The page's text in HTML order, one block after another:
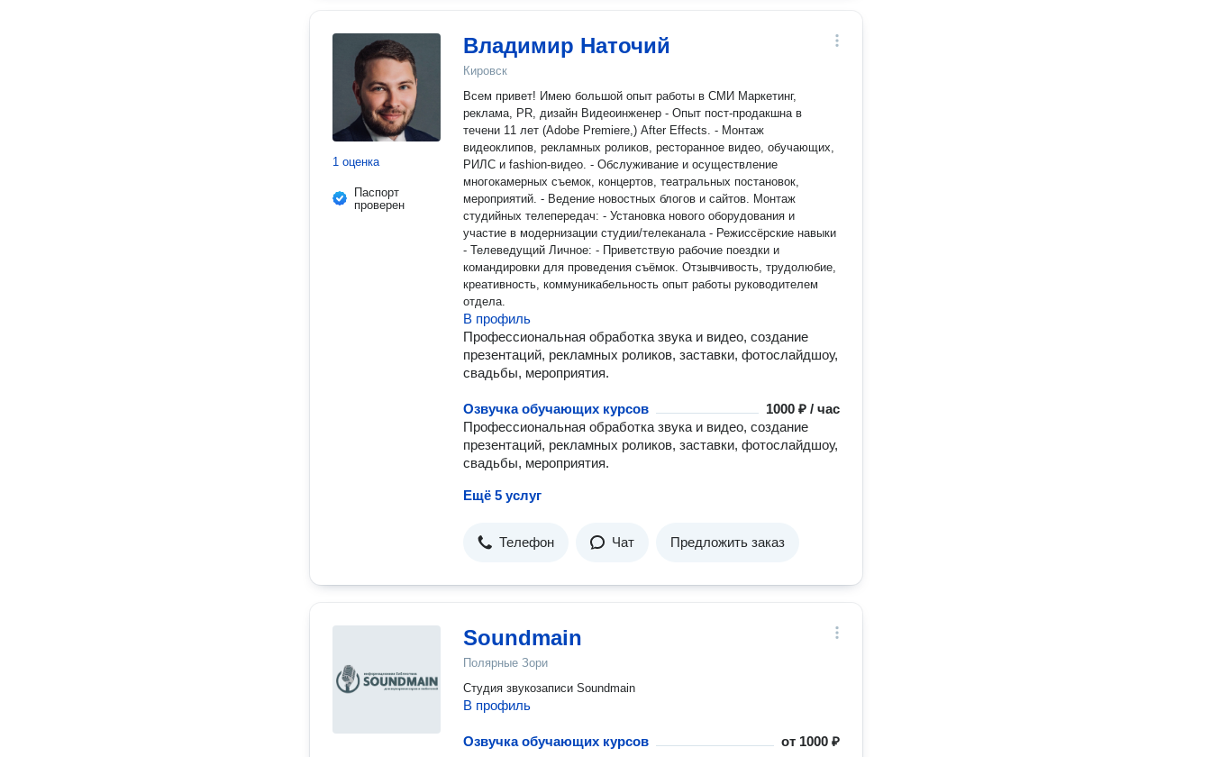
1 оценка
Паспорт
проверен
Владимир Наточий
Кировск
Всем привет! Имею большой опыт работы в СМИ Маркетинг,
реклама, PR, дизайн Видеоинженер - Опыт пост-продакшна в
течени 11 лет (Adobe Premiere,) After Effects. - Монтаж
видеоклипов, рекламных роликов, ресторанное видео, обучающих,
РИЛС и fashion-видео. - Обслуживание и осуществление
многокамерных съемок, концертов, театральных постановок,
мероприятий. - Ведение новостных блогов и сайтов. Монтаж
студийных телепередач: - Установка нового оборудования и
участие в модернизации студии/телеканала - Режиссёрские навыки
- Телеведущий Личное: - Приветствую рабочие поездки и
командировки для проведения съёмок. Отзывчивость, трудолюбие,
креативность, коммуникабельность опыт работы руководителем
отдела.
В профиль
Профессиональная обработка звука и видео, создание
презентаций, рекламных роликов, заставки, фотослайдшоу,
свадьбы, мероприятия.
Озвучка обучающих курсов
1000 ₽ / час
Профессиональная обработка звука и видео, создание
презентаций, рекламных роликов, заставки, фотослайдшоу,
свадьбы, мероприятия.
Ещё 5 услуг
Телефон Чат Предложить заказ
Soundmain
Полярные Зори
Студия звукозаписи Soundmain
В профиль
Озвучка обучающих курсов от 1000 ₽